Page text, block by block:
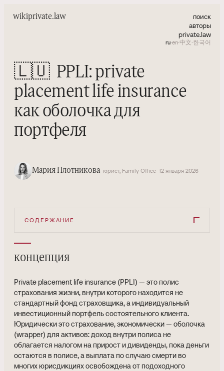
wikiprivate.law
поиск
авторы
private.law
ru·en·中文·한국어
🇱🇺 PPLI: private
placement life insurance
как оболочка для
портфеля
Мария Плотникова· юрист, Family Office· 12 января 2026
СОДЕРЖАНИЕ
концепция
Private placement life insurance (PPLI) — это полис
страхования жизни, внутри которого находится не
стандартный фонд страховщика, а индивидуальный
инвестиционный портфель состоятельного клиента.
Юридически это страхование, экономически — оболочка
(wrapper) для активов: доход внутри полиса не
облагается налогом на прирост и дивиденды, пока деньги
остаются в полисе, а выплата по случаю смерти во
многих юрисдикциях освобождена от подоходного